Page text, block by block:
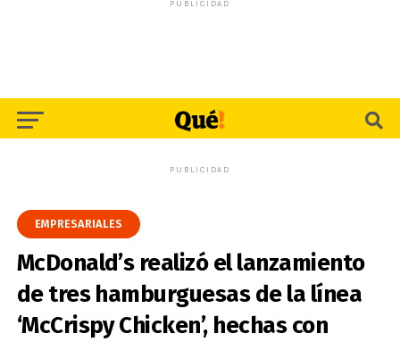
PUBLICIDAD
PUBLICIDAD
EMPRESARIALES
McDonald’s realizó el lanzamiento
de tres hamburguesas de la línea
‘McCrispy Chicken’, hechas con